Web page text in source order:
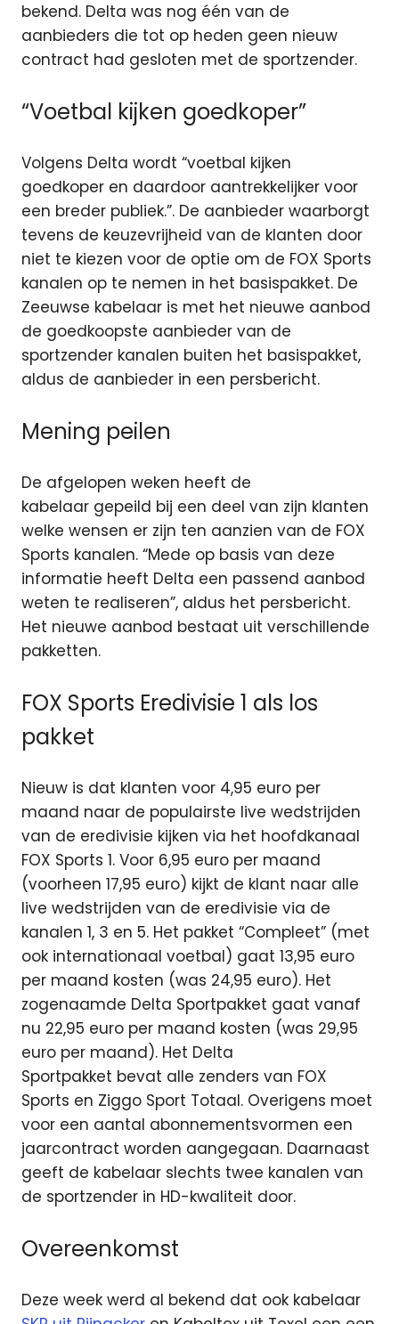
bekend. Delta was nog één van de
aanbieders die tot op heden geen nieuw
contract had gesloten met de sportzender.
“Voetbal kijken goedkoper”
Volgens Delta wordt “voetbal kijken
goedkoper en daardoor aantrekkelijker voor
een breder publiek.”. De aanbieder waarborgt
tevens de keuzevrijheid van de klanten door
niet te kiezen voor de optie om de FOX Sports
kanalen op te nemen in het basispakket. De
Zeeuwse kabelaar is met het nieuwe aanbod
de goedkoopste aanbieder van de
sportzender kanalen buiten het basispakket,
aldus de aanbieder in een persbericht.
Mening peilen
De afgelopen weken heeft de
kabelaar gepeild bij een deel van zijn klanten
welke wensen er zijn ten aanzien van de FOX
Sports kanalen. “Mede op basis van deze
informatie heeft Delta een passend aanbod
weten te realiseren”, aldus het persbericht.
Het nieuwe aanbod bestaat uit verschillende
pakketten.
FOX Sports Eredivisie 1 als los
pakket
Nieuw is dat klanten voor 4,95 euro per
maand naar de populairste live wedstrijden
van de eredivisie kijken via het hoofdkanaal
FOX Sports 1. Voor 6,95 euro per maand
(voorheen 17,95 euro) kijkt de klant naar alle
live wedstrijden van de eredivisie via de
kanalen 1, 3 en 5. Het pakket “Compleet” (met
ook internationaal voetbal) gaat 13,95 euro
per maand kosten (was 24,95 euro). Het
zogenaamde Delta Sportpakket gaat vanaf
nu 22,95 euro per maand kosten (was 29,95
euro per maand). Het Delta
Sportpakket bevat alle zenders van FOX
Sports en Ziggo Sport Totaal. Overigens moet
voor een aantal abonnementsvormen een
jaarcontract worden aangegaan. Daarnaast
geeft de kabelaar slechts twee kanalen van
de sportzender in HD-kwaliteit door.
Overeenkomst
Deze week werd al bekend dat ook kabelaar